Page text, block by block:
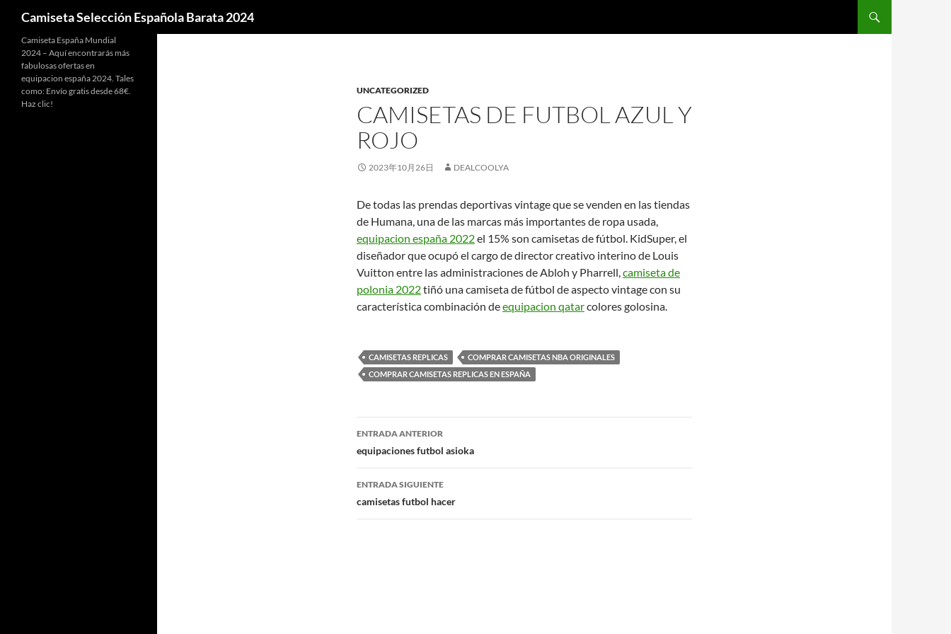
Camiseta Selección Española Barata 2024
UNCATEGORIZED
CAMISETAS DE FUTBOL AZUL Y
ROJO
2023年10月26日 DEALCOOLYA
De todas las prendas deportivas vintage que se venden en las tiendas
de Humana, una de las marcas más importantes de ropa usada,
equipacion españa 2022el 15% son camisetas de fútbol. KidSuper, el
diseñador que ocupó el cargo de director creativo interino de Louis
Vuitton entre las administraciones de Abloh y Pharrell,camiseta de
polonia 2022tiñó una camiseta de fútbol de aspecto vintage con su
característica combinación deequipacion qatarcolores golosina.
CAMISETAS REPLICAS
COMPRAR CAMISETAS NBA ORIGINALES
COMPRAR CAMISETAS REPLICAS EN ESPAÑA
Navegación
de
entradas
ENTRADA ANTERIOR
equipaciones futbol asioka
ENTRADA SIGUIENTE
camisetas futbol hacer
Camiseta España Mundial
2024 – Aquí encontrarás más
fabulosas ofertas en
equipacion españa 2024. Tales
como: Envío gratis desde 68€.
Haz clic!